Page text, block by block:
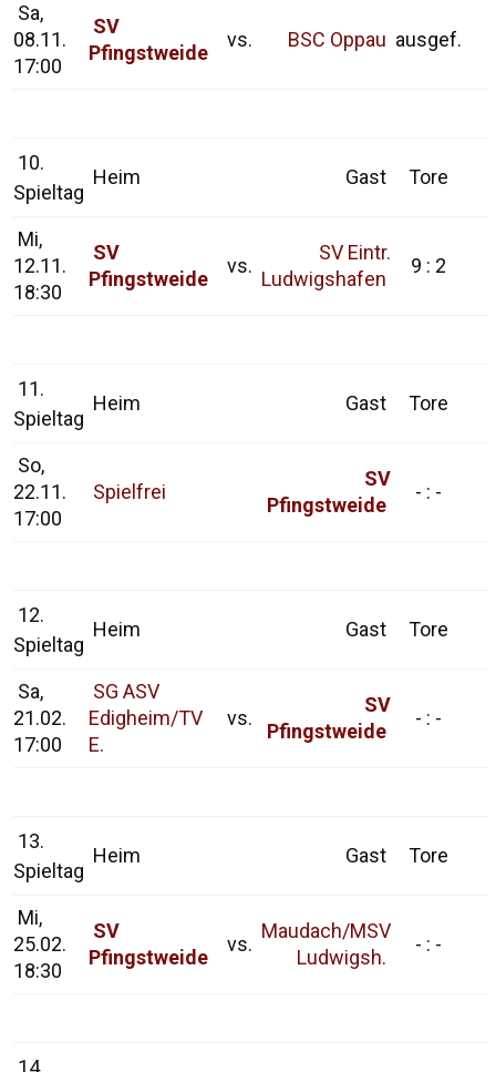
Sa,
08.11.
17:00
SV
Pfingstweide
vs. BSC Oppau ausgef.
10.
Spieltag
Heim Gast Tore
Mi,
12.11.
18:30
SV
Pfingstweide
vs.
SV Eintr.
Ludwigshafen
9 : 2
11.
Spieltag
Heim Gast Tore
So,
22.11.
17:00
Spielfrei
SV
Pfingstweide
- : -
12.
Spieltag
Heim Gast Tore
Sa,
21.02.
17:00
SG ASV
Edigheim/TV
E.
vs.
SV
Pfingstweide
- : -
13.
Spieltag
Heim Gast Tore
Mi,
25.02.
18:30
SV
Pfingstweide
vs.
Maudach/MSV
Ludwigsh.
- : -
14.